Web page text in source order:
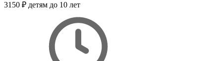
3150 ₽ детям до 10 лет